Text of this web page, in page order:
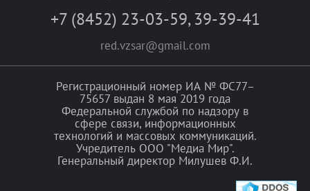
+7 (8452) 23-03-59, 39-39-41
red.vzsar@gmail.com
Регистрационный номер ИА № ФС77–
75657 выдан 8 мая 2019 года
Федеральной службой по надзору в
сфере связи, информационных
технологий и массовых коммуникаций.
Учредитель ООО "Медиа Мир".
Генеральный директор Милушев Ф.И.